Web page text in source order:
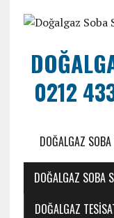
0212
DOĞALGAZ
DOĞALGAZ SOBA
DOĞALGAZ